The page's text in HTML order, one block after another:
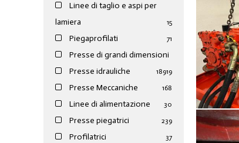
Linee di taglio e aspi per
lamiera
15
Piegaprofilati 71
Presse di grandi dimensioni
19
Presse idrauliche 189
Presse Meccaniche 168
Linee di alimentazione 30
Presse piegatrici 239
Profilatrici 37